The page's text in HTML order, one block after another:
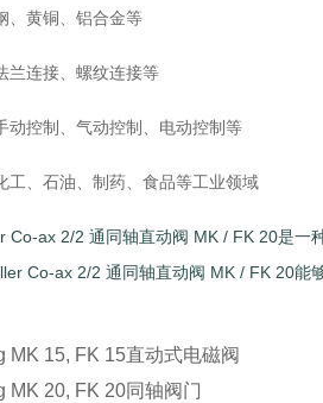
、黄铜、铝合金等
兰连接、螺纹连接等
动控制、气动控制、电动控制等
工、石油、制药、食品等工业领域
Co-ax 2/2 通同轴直动阀 MK / FK 20是一
Co-ax 2/2 通同轴直动阀 MK / FK 20能
MK 15, FK 15直动式电磁阀
MK 20, FK 20同轴阀门